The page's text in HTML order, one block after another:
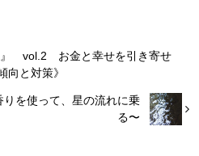
』 vol.2 お金と幸せを引き寄せ
と対策》
を使って、星の流れに乗
る〜